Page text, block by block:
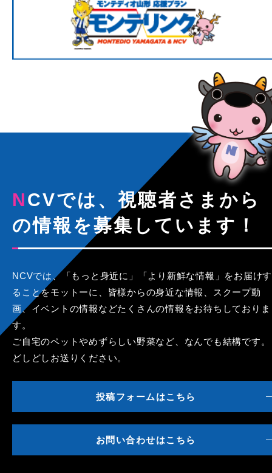
NCVでは、視聴者さまから
の情報を募集しています！
NCVでは、「もっと身近に」「より新鮮な情報」をお届けす
ることをモットーに、皆様からの身近な情報、スクープ動
画、イベントの情報などたくさんの情報をお待ちしておりま
す。
ご自宅のペットやめずらしい野菜など、なんでも結構です。
どしどしお送りください。
投稿フォームはこちら
お問い合わせはこちら